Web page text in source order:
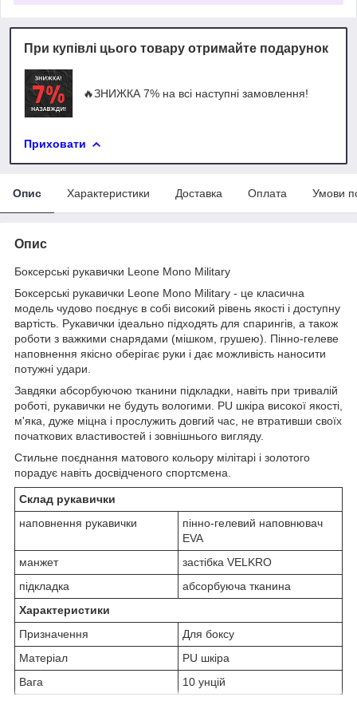
При купівлі цього товару отримайте подарунок
🔥ЗНИЖКА 7% на всі наступні замовлення!
Приховати
Опис Характеристики Доставка Оплата Умови
Опис
Боксерські рукавички Leone Mono Military
Боксерські рукавички Leone Mono Military - це класична
модель чудово поєднує в собі високий рівень якості і доступну
вартість. Рукавички ідеально підходять для спарингів, а також
роботи з важкими снарядами (мішком, грушею). Пінно-гелеве
наповнення якісно оберігає руки і дає можливість наносити
потужні удари.
Завдяки абсорбуючою тканини підкладки, навіть при тривалій
роботі, рукавички не будуть вологими. PU шкіра високої якості,
м'яка, дуже міцна і прослужить довгий час, не втративши своїх
початкових властивостей і зовнішнього вигляду.
Стильне поєднання матового кольору мілітарі і золотого
порадує навіть досвідченого спортсмена.
Склад рукавички
наповнення рукавички
пінно-гелевий наповнювач
EVA
манжет
застібка VELKRO
підкладка
абсорбуюча тканина
Характеристики
Призначення
Для боксу
Матеріал
PU шкіра
Вага
10 унцій